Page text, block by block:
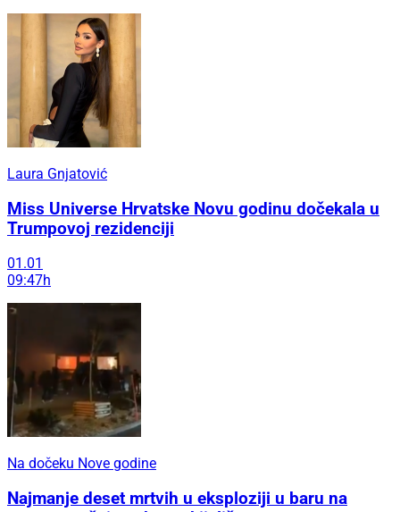
Laura Gnjatović
Miss Universe Hrvatske Novu godinu dočekala u
Trumpovoj rezidenciji
01.01
09:47h
Na dočeku Nove godine
Najmanje deset mrtvih u eksploziji u baru na